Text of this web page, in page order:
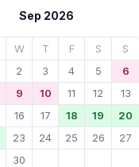
Sep 2026
W T F S
S
2 3 4 5
6
9 10 11 12
13
16 17 18 19
20
23 24 25 26
27
30